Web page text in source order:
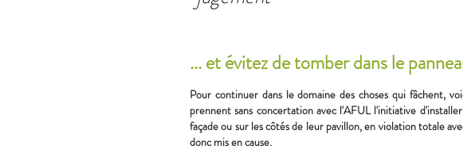
... et évitez de tomber dans le
Pour continuer dans le domaine des choses qui fâchent,
prennent sans concertation avec l'AFUL l'initiative
façade ou sur les côtés de leur pavillon, en violation totale
donc mis en cause.